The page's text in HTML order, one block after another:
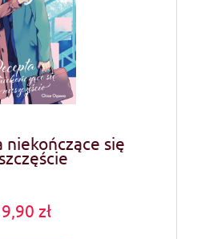
niekończące się
zł